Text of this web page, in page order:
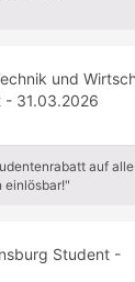
und
- 31.03.2026
auf
einlösbar!"
Student -